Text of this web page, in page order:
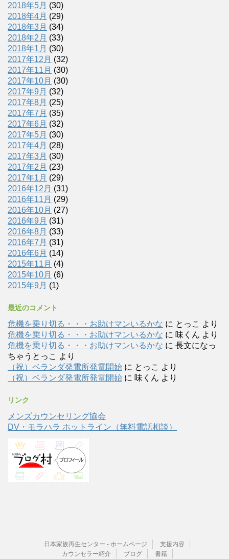
2018年5月 (30)
2018年4月 (29)
2018年3月 (34)
2018年2月 (33)
2018年1月 (30)
2017年12月 (32)
2017年11月 (30)
2017年10月 (30)
2017年9月 (32)
2017年8月 (25)
2017年7月 (35)
2017年6月 (32)
2017年5月 (30)
2017年4月 (28)
2017年3月 (30)
2017年2月 (23)
2017年1月 (29)
2016年12月 (31)
2016年11月 (29)
2016年10月 (27)
2016年9月 (31)
2016年8月 (33)
2016年7月 (31)
2016年6月 (14)
2015年11月 (4)
2015年10月 (6)
2015年9月 (1)
最近のコメント
危機を乗り切る・・・お助けマンいるかな に とっこ より
危機を乗り切る・・・お助けマンいるかな に 味くん より
危機を乗り切る・・・お助けマンいるかな に 長文になっ
ちゃうとっこ より
（祝）ベランダ発電所発電開始 に とっこ より
（祝）ベランダ発電所発電開始 に 味くん より
リンク
メンズカウンセリング協会
DV・モラハラ ホットライン（無料電話相談）
日本家族再生センター - ホームページ
支援内容
カウンセラー紹介
ブログ 書籍